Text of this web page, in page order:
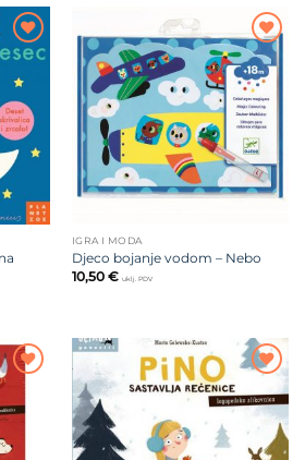
Dodajte
želja
Dodajte
na listu
želja
IGRA I MODA
Djeco bojanje vodom – Nebo
10,50 € uklj. PDV
Dodajte
listu
želja
Dodajte
na listu
želja